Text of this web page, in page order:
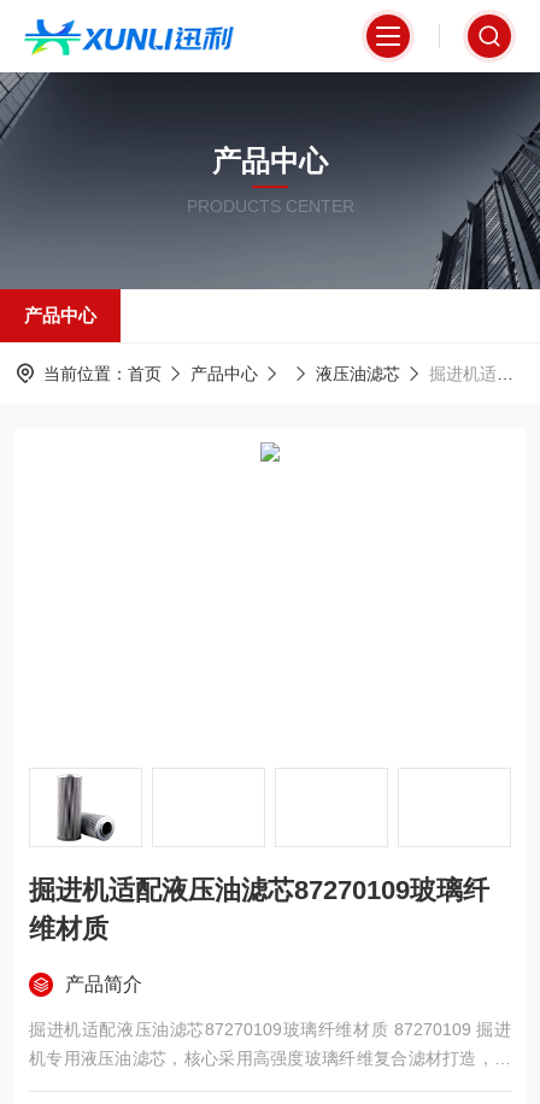
产品中心
PRODUCTS CENTER
产品中心
当前位置： 首页 产品中心 液压油滤芯 掘进机适配液压油滤芯87270109玻璃纤维材质
掘进机适配液压油滤芯87270109玻璃纤
维材质
产品简介
掘进机适配液压油滤芯87270109玻璃纤维材质 87270109 掘进
机专用液压油滤芯，核心采用高强度玻璃纤维复合滤材打造，是
适配掘进机液压系统的核心过滤配件。该滤芯专为井下隧道、巷